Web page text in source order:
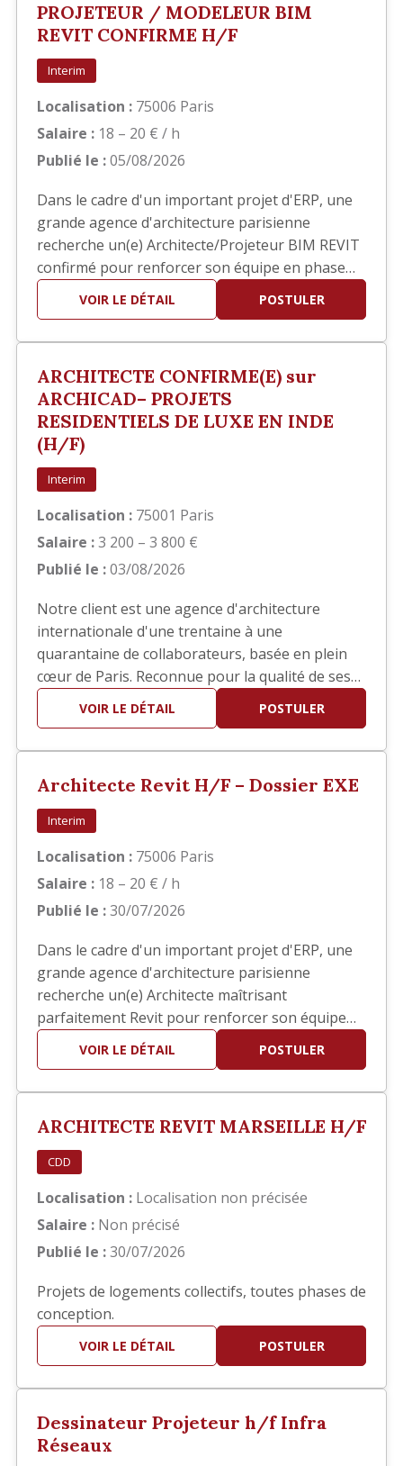
PROJETEUR / MODELEUR BIM
REVIT CONFIRME H/F
Interim
Localisation : 75006 Paris
Salaire : 18 – 20 € / h
Publié le :05/08/2026
Dans le cadre d'un important projet d'ERP, une
grande agence d'architecture parisienne
recherche un(e) Architecte/Projeteur BIM REVIT
confirmé pour renforcer son équipe en phase
EXE. Vos missions Vous interviendrez
principalement sur la réalisation des documents
repérage. Production et mise…
VOIR LE DÉTAIL POSTULER
ARCHITECTE CONFIRME(E) sur
ARCHICAD– PROJETS
RESIDENTIELS DE LUXE EN INDE
(H/F)
Interim
Localisation : 75001 Paris
Salaire :3 200 – 3 800 €
Publié le :03/08/2026
Notre client est une agence d'architecture
internationale d'une trentaine à une
quarantaine de collaborateurs, basée en plein
cœur de Paris. Reconnue pour la qualité de ses
réalisations, elle développe des projets
d'architecture haut de gamme en France et à
Architecte confirmé(e) pour interv…
VOIR LE DÉTAIL POSTULER
Architecte Revit H/F – Dossier EXE
Interim
Localisation : 75006 Paris
Salaire : 18 – 20 € / h
Publié le :30/07/2026
Dans le cadre d'un important projet d'ERP, une
grande agence d'architecture parisienne
recherche un(e) Architecte maîtrisant
parfaitement Revit pour renforcer son équipe
en phase EXE. Vos missions Vous interviendrez
principalement sur la réalisation des documents
repérage. Production et mis…
VOIR LE DÉTAIL POSTULER
ARCHITECTE REVIT MARSEILLE H/F
CDD
Localisation : Localisation non précisée
Salaire : Non précisé
Publié le :30/07/2026
Projets de logements collectifs, toutes phases de
conception.
VOIR LE DÉTAIL POSTULER
Dessinateur Projeteur h/f Infra
Réseaux